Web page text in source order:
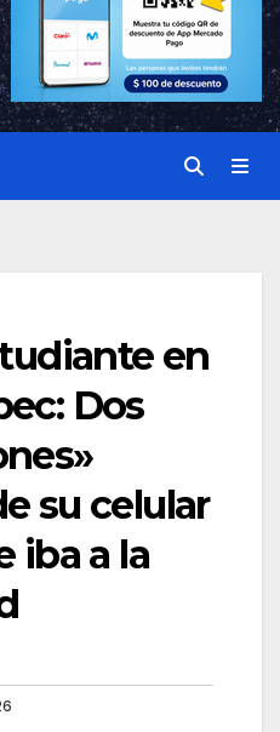
en
Dos
su celular
iba a la